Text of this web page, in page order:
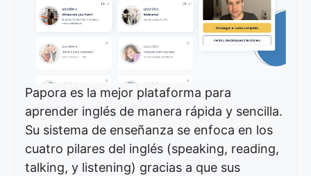
Papora es la mejor plataforma para
aprender inglés de manera rápida y sencilla.
Su sistema de enseñanza se enfoca en los
cuatro pilares del inglés (speaking, reading,
talking, y listening) gracias a que sus